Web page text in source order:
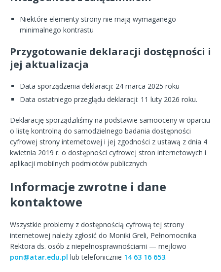
Niektóre elementy strony nie mają wymaganego
minimalnego kontrastu
Przygotowanie deklaracji dostępności i
jej aktualizacja
Data sporządzenia deklaracji: 24 marca 2025 roku
Data ostatniego przeglądu deklaracji: 11 luty 2026 roku.
Deklarację sporządziliśmy na podstawie samooceny w oparciu
o listę kontrolną do samodzielnego badania dostępności
cyfrowej strony internetowej i jej zgodności z ustawą z dnia 4
kwietnia 2019 r. o dostępności cyfrowej stron internetowych i
aplikacji mobilnych podmiotów publicznych
Informacje zwrotne i dane
kontaktowe
Wszystkie problemy z dostępnością cyfrową tej strony
internetowej należy zgłosić do Moniki Greli, Pełnomocnika
Rektora ds. osób z niepełnosprawnościami — mejlowo
pon@atar.edu.pl lub telefonicznie 14 63 16 653.